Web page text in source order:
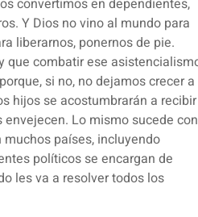
Y Dios no vino al mundo para
liberarnos, ponernos de pie.
que combatir ese
si no, no dejamos crecer a
hijos se acostumbrarán a recibir
Lo mismo sucede con
muchos países, incluyendo
políticos se encargan de
les va a resolver todos los